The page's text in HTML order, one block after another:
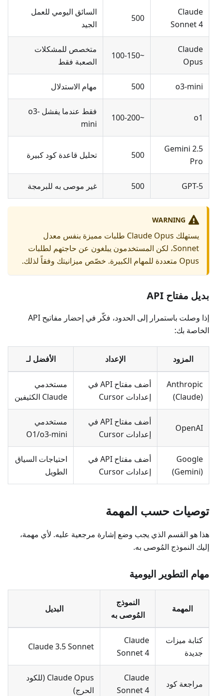
Claude
Sonnet 4
500
السائق اليومي للعمل
الجيد
Claude
Opus
~100-150
متخصص للمشكلات
الصعبة فقط
o3-mini
500 مهام الاستدلال
o1
~100-200
فقط عندما يفشل o3-
mini
Gemini 2.5
Pro
500 تحليل قاعدة كود كبيرة
GPT-5
500 غير موصى به للبرمجة
WARNING
يستهلك Claude Opus طلبات مميزة بنفس معدل
Sonnet، لكن المستخدمون يبلغون عن حاجتهم لطلبات
Opus متعددة للمهام الكبيرة. خصّص ميزانيتك وفقاً لذلك.
بديل مفتاح API
إذا وصلت باستمرار إلى الحدود، فكّر في إحضار مفاتيح API
الخاصة بك:
المزود الإعداد الأفضل لـ
Anthropic
(Claude)
أضف مفتاح API في
إعدادات Cursor
مستخدمي
Claude الكثيفين
OpenAI
أضف مفتاح API في
إعدادات Cursor
مستخدمي
O1/o3-mini
Google
(Gemini)
أضف مفتاح API في
إعدادات Cursor
احتياجات السياق
الطويل
توصيات حسب المهمة
هذا هو القسم الذي يجب وضع إشارة مرجعية عليه. لأي مهمة،
إليك النموذج المُوصى به.
مهام التطوير اليومية
المهمة
النموذج
المُوصى به
البديل
كتابة ميزات
جديدة
Claude
Sonnet 4
Claude 3.5 Sonnet
مراجعة كود
Claude
Sonnet 4
Claude Opus (للكود
الحرج)